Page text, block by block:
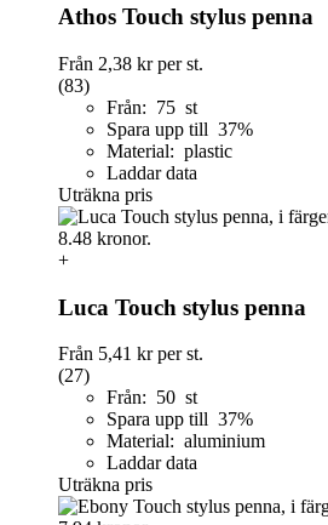
Athos Touch stylus penna
Från 2,38 krper st.
(83)
Från: 75 st
Spara upp till 37%
Material: plastic
Laddar data
Uträkna pris
+
Luca Touch stylus penna
Från 5,41 krper st.
(27)
Från: 50 st
Spara upp till 37%
Material: aluminium
Laddar data
Uträkna pris